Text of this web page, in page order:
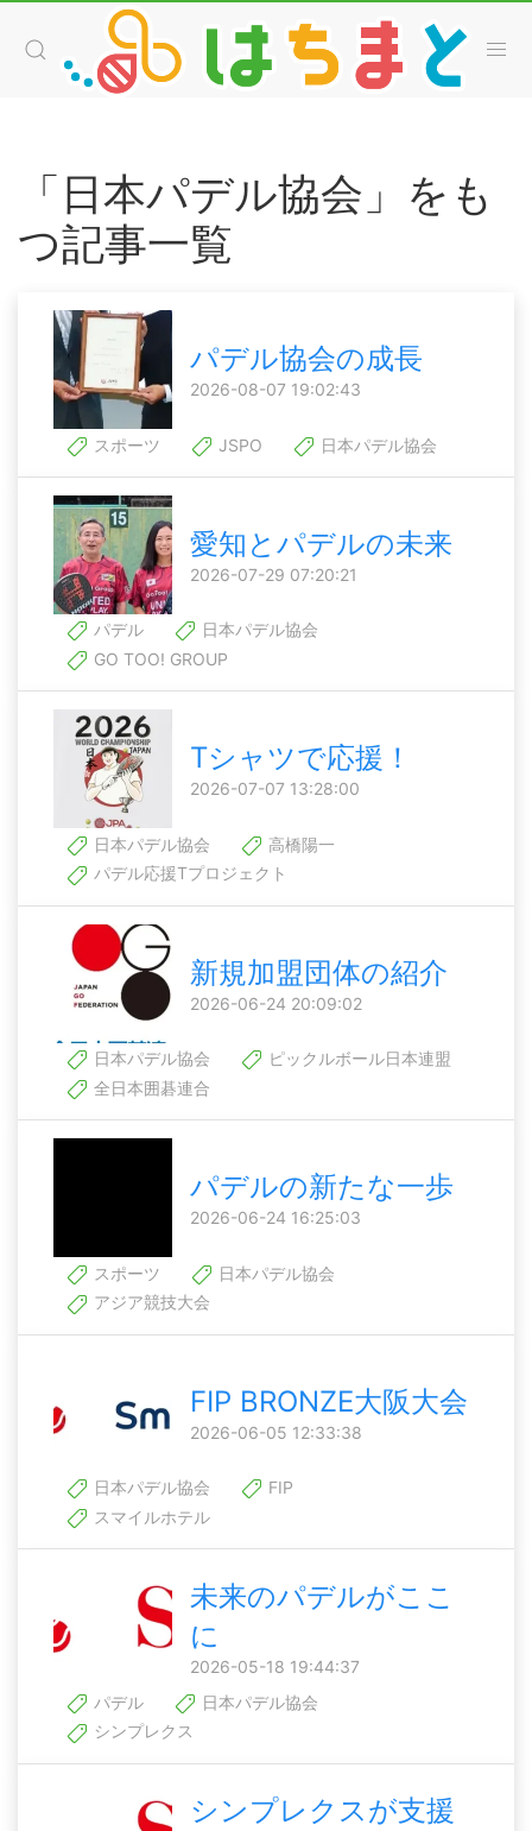
「日本パデル協会」をも
つ記事一覧
パデル協会の成長
2026-08-07 19:02:43
スポーツ JSPO 日本パデル協会
愛知とパデルの未来
2026-07-29 07:20:21
パデル
日本パデル協会
GO TOO! GROUP
Tシャツで応援！
2026-07-07 13:28:00
日本パデル協会
高橋陽一
パデル応援Tプロジェクト
新規加盟団体の紹介
2026-06-24 20:09:02
日本パデル協会
ピックルボール日本連盟
全日本囲碁連合
パデルの新たな一歩
2026-06-24 16:25:03
スポーツ
日本パデル協会
アジア競技大会
FIP BRONZE大阪大会
2026-06-05 12:33:38
日本パデル協会
FIP
スマイルホテル
未来のパデルがここ
に
2026-05-18 19:44:37
パデル
日本パデル協会
シンプレクス
シンプレクスが支援